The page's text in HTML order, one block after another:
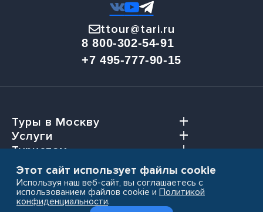
ttour@tari.ru
8 800-302-54-91
+7 495-777-90-15
Туры в Москву
Услуги
Туристам
Агентствам
Этот сайт использует файлы cookie
Используя наш веб-сайт, вы соглашаетесь с
использованием файлов cookie и Политикой
конфиденциальности.